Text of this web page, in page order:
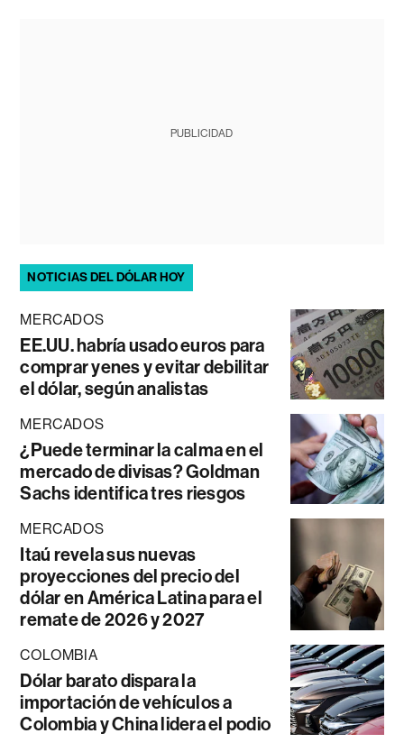
PUBLICIDAD
NOTICIAS DEL DÓLAR HOY
MERCADOS
EE.UU. habría usado euros para
comprar yenes y evitar debilitar
el dólar, según analistas
MERCADOS
¿Puede terminar la calma en el
mercado de divisas? Goldman
Sachs identifica tres riesgos
MERCADOS
Itaú revela sus nuevas
proyecciones del precio del
dólar en América Latina para el
remate de 2026 y 2027
COLOMBIA
Dólar barato dispara la
importación de vehículos a
Colombia y China lidera el podio